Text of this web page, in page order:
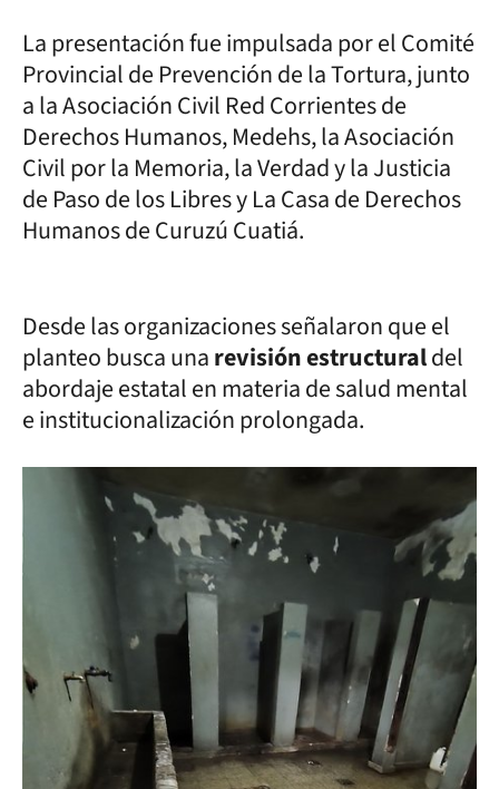
La presentación fue impulsada por el Comité
Provincial de Prevención de la Tortura, junto
a la Asociación Civil Red Corrientes de
Derechos Humanos, Medehs, la Asociación
Civil por la Memoria, la Verdad y la Justicia
de Paso de los Libres y La Casa de Derechos
Humanos de Curuzú Cuatiá.
Desde las organizaciones señalaron que el
planteo busca unarevisión estructuraldel
abordaje estatal en materia de salud mental
e institucionalización prolongada.